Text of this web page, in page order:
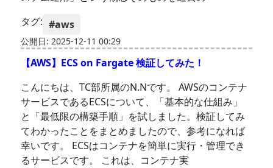
タグ: #aws
公開日: 2025-12-11 00:29
【AWS】ECS on Fargate 検証してみた！
こんにちは、TC部所属のN.Nです。 AWSのコンテナ
サービスであるECSについて、「基本的な仕組み」
と「最低限の構築手順」を試しました。検証してみ
てわかったことをまとめましたので、参考になれば
幸いです。 ECSはコンテナを簡単に実行・管理でき
るサービスです。 これは、コンテナ実